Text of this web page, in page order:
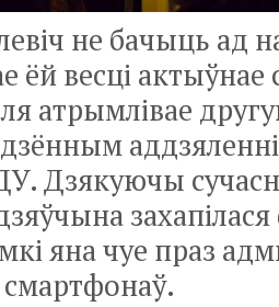
не бачыць ад
ёй весці
атрымлівае
Дзякуючы
яна чуе праз